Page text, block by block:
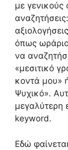
με γενικούς
όπως ωράριο
να
«μεσιτικό
κοντά μου»
Ψυχικό».
μεγαλύτερη
keyword.
Εδώ